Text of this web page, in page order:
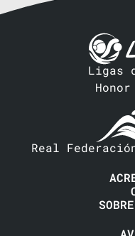
Ligas
Real